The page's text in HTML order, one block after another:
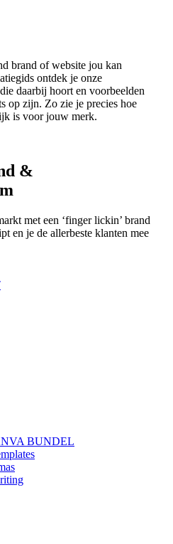
brand of website jou kan
ontdek je onze
daarbij hoort en voorbeelden
op zijn. Zo zie je precies hoe
is voor jouw merk.
&
met een ‘finger lickin’ brand
en je de allerbeste klanten mee
BUNDEL